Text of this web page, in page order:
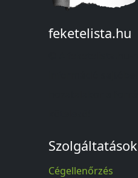
feketelista.hu
Szolgáltatások
Cégellenőrzés